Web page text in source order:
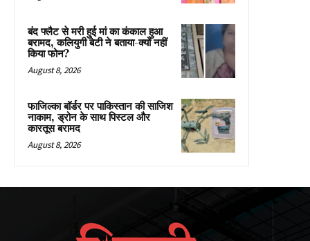
बंद फ्लैट से मरी हुई मां का कंकाल हुआ
बरामद, कलियुगी बेटी ने बताया-क्यों नहीं
किया फोन?
August 8, 2026
फाजिल्का बॉर्डर पर पाकिस्तान की साजिश
नाकाम, ड्रोन के साथ पिस्टल और
कारतूस बरामद
August 8, 2026